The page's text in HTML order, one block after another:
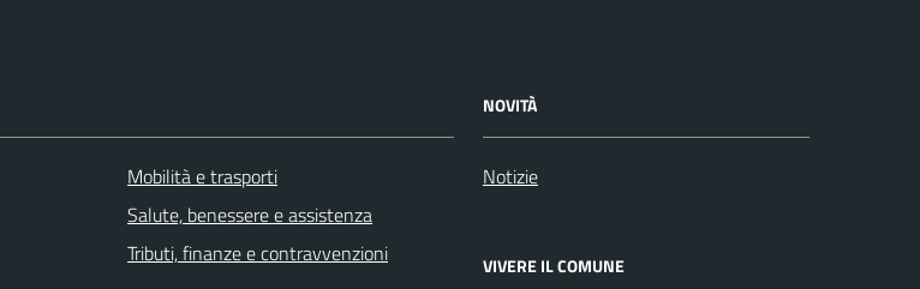
Mobilità e trasporti
Salute, benessere e assistenza
Tributi, finanze e contravvenzioni
NOVITÀ
Notizie
VIVERE IL COMUNE